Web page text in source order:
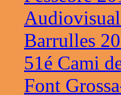
Barrulles
51é Cami
Font